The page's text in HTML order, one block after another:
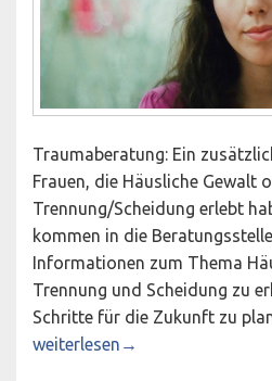
Traumaberatung: Ein
Frauen, die Häusliche Gewalt
Trennung/Scheidung erlebt
kommen in die
Informationen zum Thema
Trennung und Scheidung zu
Schritte für die Zukunft zu
Traumaberatung in den
weiterlesen →